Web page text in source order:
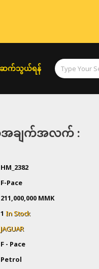
ဆက်သွယ်ရန်
ခံအချက်အလက် :
HM_2382
F-Pace
211,000,000 MMK
1In Stock
JAGUAR
F - Pace
Petrol